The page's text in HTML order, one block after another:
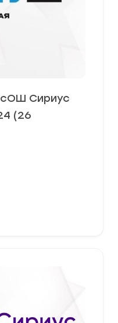
Сириус
(26